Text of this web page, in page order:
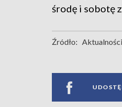
środę i sobotę
Źródło: Aktualności